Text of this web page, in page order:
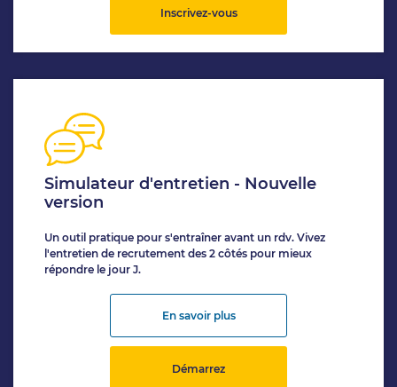
Inscrivez-vous
Simulateur d'entretien - Nouvelle
version
Un outil pratique pour s'entraîner avant un rdv. Vivez
l'entretien de recrutement des 2 côtés pour mieux
répondre le jour J.
En savoir plus
Démarrez